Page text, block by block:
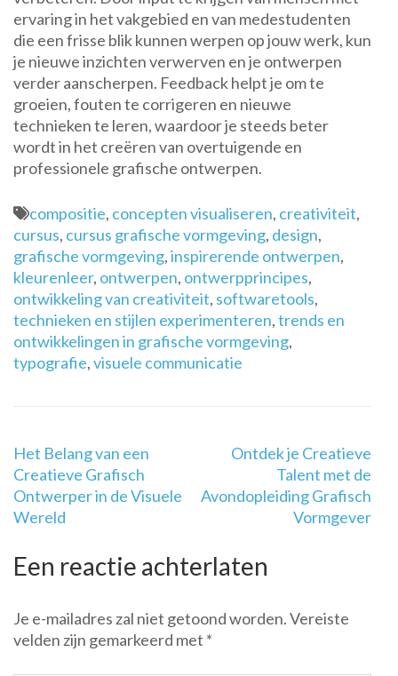
ervaring in het vakgebied en van medestudenten
die een frisse blik kunnen werpen op jouw werk, kun
je nieuwe inzichten verwerven en je ontwerpen
verder aanscherpen. Feedback helpt je om te
groeien, fouten te corrigeren en nieuwe
technieken te leren, waardoor je steeds beter
wordt in het creëren van overtuigende en
professionele grafische ontwerpen.
compositie, concepten visualiseren, creativiteit,
cursus, cursus grafische vormgeving, design,
grafische vormgeving,inspirerende ontwerpen,
kleurenleer, ontwerpen, ontwerpprincipes,
ontwikkeling van creativiteit, softwaretools,
technieken en stijlen experimenteren,trends en
ontwikkelingen in grafische vormgeving,
typografie,visuele communicatie
Berichtnavigatie
Het Belang van een
Creatieve Grafisch
Ontwerper in de Visuele
Wereld
Ontdek je Creatieve
Talent met de
Avondopleiding Grafisch
Vormgever
Een reactie achterlaten
Je e-mailadres zal niet getoond worden.Vereiste
velden zijn gemarkeerd met *